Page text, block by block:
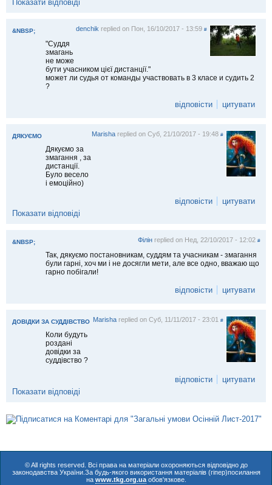
Показати відповіді
&NBSP; denchik replied on Пон, 16/10/2017 - 13:59 #
"Суддя
змагань
не може
бути учасником цієї дистанції."
может ли судья от команды участвовать в 3 класе и судить 2
?
відповісти цитувати
ДЯКУЄМО Marishareplied on Суб, 21/10/2017 - 19:48 #
Дякуємо за
змагання , за
дистанції.
Було весело
і емоційно)
відповісти
цитувати
Показати відповіді
&NBSP; Філін replied on Нед, 22/10/2017 - 12:02 #
Так, дякуємо постановникам, суддям та учасникам - змагання
були гарні, хоч ми і не досягли мети, але все одно, вважаю що
гарно побігали!
відповісти цитувати
ДОВІДКИ ЗА СУДДІВСТВО Marishareplied on Суб, 11/11/2017 - 23:01 #
Коли будуть
роздані
довідки за
суддівство ?
відповісти
цитувати
Показати відповіді
© All rights reserved. Всі права на матеріали охороняються відповідно до
законодавства України.За будь-якого використання матеріалів (гіпер)посилання
на www.tkg.org.uaобов'язкове.